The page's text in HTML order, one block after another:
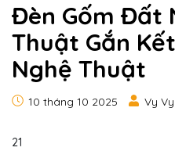
Đèn Gốm Đất
Thuật Gắn
Nghệ Thuật
10 tháng 10 2025 Vy Vy
21